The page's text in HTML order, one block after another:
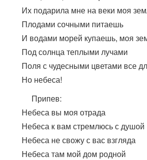
Их подарила мне на веки моя
Плодами сочными питаешь
И водами морей купаешь, моя
Под солнца теплыми лучами
Поля с чудесными цветами все
Но небеса!
Припев:
Небеса вы моя отрада
Небеса к вам стремлюсь с душой
Небеса не свожу с вас взгляда
Небеса там мой дом родной